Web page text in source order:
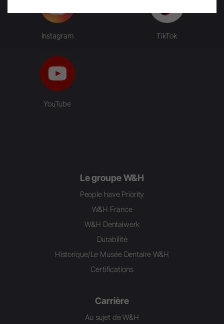
Instagram TikTok
YouTube
Le groupe W&H
People have Priority
W&H France
W&H Dentalwerk
Durabilité
Historique/Le Musée Dentaire W&H
Certifications
Carrière
Au sujet de W&H